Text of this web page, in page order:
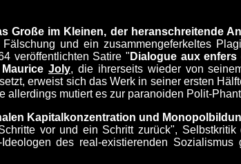
Große im Kleinen, der heranschreitende
und ein zusammengeferkeltes
veröffentlichten Satire " Dialogue aux
Maurice Joly, die ihrerseits wieder von
erweist sich das Werk in seiner ersten
mutiert es zur paranoiden Polit-
Kapitalkonzentration und
vor und ein Schritt zurück",
des real-existierenden